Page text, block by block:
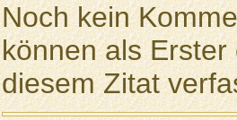
Noch kein
können als
diesem Zitat